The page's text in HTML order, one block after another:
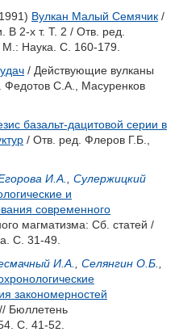
Вулкан Малый Семячик /
В 2-х т. Т. 2 / Отв. ред.
М.: Наука. С. 160-179.
/ Действующие вулканы
Федотов С.А.
Масуренков
базальт-дацитовой серии в
/ Отв. ред. Флеров Г.Б.
И.А.
Сулержицкий
и
современного
магматизма: Сб. статей /
С. 31-49.
И.А. Селянгин О.Б.
закономерностей
// Бюллетень
С. 41-52.